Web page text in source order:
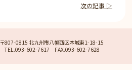
次の記事 ▷
〒807-0815 北九州市八幡西区本城東1-18-15
TEL.093-602-7617 FAX.093-602-7628